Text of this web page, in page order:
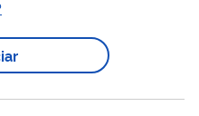
Para mais informações
como usuário externo no